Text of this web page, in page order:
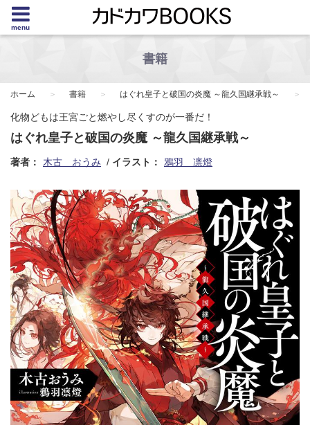
menu
書籍
ホーム 書籍 はぐれ皇子と破国の炎魔 ～龍久国継承戦～
化物どもは王宮ごと燃やし尽くすのが一番だ！
はぐれ皇子と破国の炎魔 ～龍久国継承戦～
著者： 木古 おうみ イラスト： 鴉羽 凛燈